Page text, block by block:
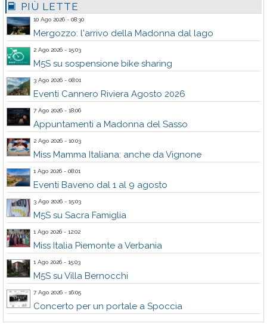
PIÙ LETTE
10 Ago 2026 - 08:30
Mergozzo: l'arrivo della Madonna dal lago
2 Ago 2026 - 15:03
M5S su sospensione bike sharing
3 Ago 2026 - 08:01
Eventi Cannero Riviera Agosto 2026
7 Ago 2026 - 18:06
Appuntamenti a Madonna del Sasso
2 Ago 2026 - 10:03
Miss Mamma Italiana: anche da Vignone
1 Ago 2026 - 08:01
Eventi Baveno dal 1 al 9 agosto
3 Ago 2026 - 15:03
M5S su Sacra Famiglia
1 Ago 2026 - 12:02
Miss Italia Piemonte a Verbania
1 Ago 2026 - 15:03
M5S su Villa Bernocchi
7 Ago 2026 - 16:05
Concerto per un portale a Spoccia